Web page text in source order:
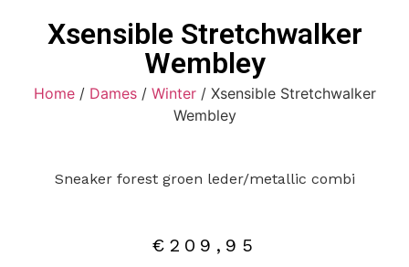
Xsensible Stretchwalker
Wembley
Home/ Dames/ Winter/ Xsensible Stretchwalker
Wembley
Sneaker forest groen leder/metallic combi
€ 209,95